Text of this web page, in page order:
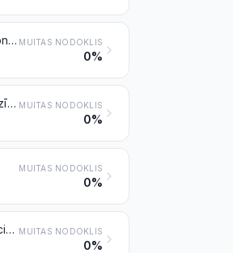
Ar roku zīmēti oriģināli plāni un rasējumi arhitektūras, inženiertehniskām, rūpnieciskām, komerciālām, topogrāfiskām vai tamlīdzīgām vajadzībām; teksti rokrakstā; iepriekš minēto izstrādājumu fotoreprodukcijas uz gaismjutīga papīra un kopijas MUITAS NODOKLIS
0%
Nedzēstas kārtējā vai jauna izdevuma pastmarkas, zīmogmarkas vai tamlīdzīgas markas valstī, kurā tām ir vai būs atzīta nominālvērtība; ģerboņpapīrs; banknotes; čeku veidlapas; banknotes, akciju, paju, vārda obligāciju un tamlīdzīgas apliecības MUITAS NODOKLIS
0%
MUITAS NODOKLIS
0%
Iespiestas vai ilustrētas pastkartes; iespiestas kartītes ar personiskiem sveicieniem, vēstījumiem vai paziņojumiem, ilustrētas vai neilustrētas, ar aploksnēm vai bez tām, ar izrotājumiem vai bez tiem MUITAS NODOKLIS
0%